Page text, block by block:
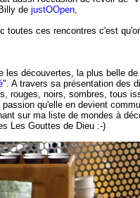
de justOOpen,
toutes ces rencontres c'est
les découvertes, la plus belle
". A travers sa présentation des
rouges, noirs, sombres, tous
qu'elle en devient
sur ma liste de mondes à
Les Gouttes de Dieu :-)